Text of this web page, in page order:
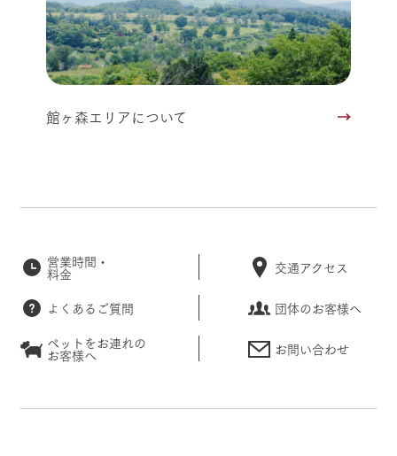
館ヶ森エリアについて
営業時間・
料金 交通アクセス
よくあるご質問
団体のお客様へ
ペットをお連れの
お客様へ お問い合わせ